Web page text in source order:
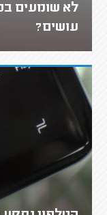
לא שומעים
עושים?